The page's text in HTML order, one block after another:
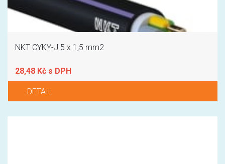
NKT CYKY-J 5 x 1,5 mm2
28,48 Kč s DPH
DETAIL